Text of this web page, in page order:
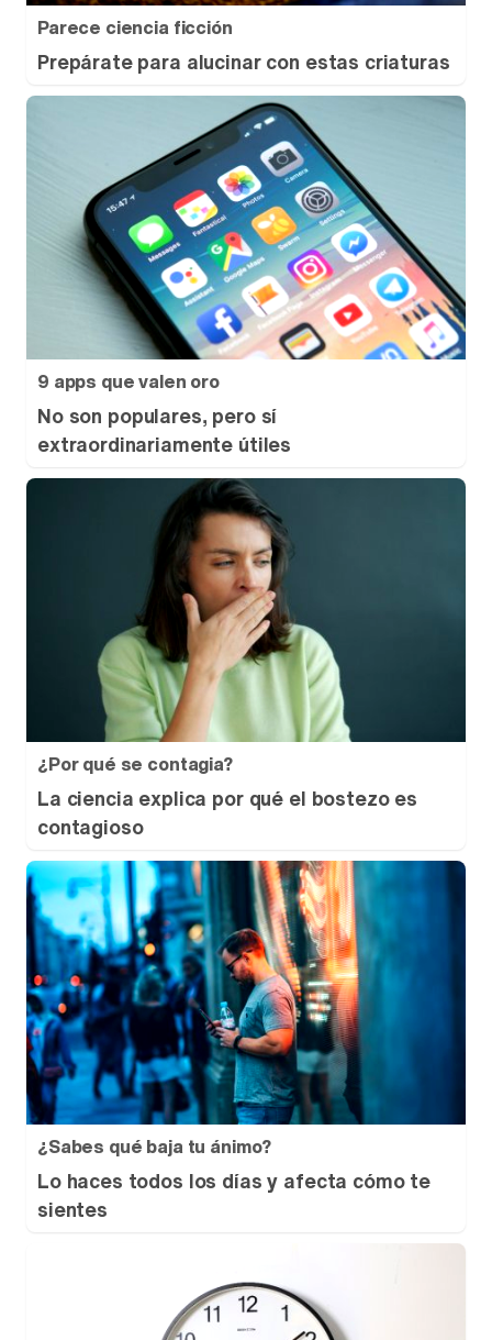
Parece ciencia ficción
Prepárate para alucinar con estas criaturas
9 apps que valen oro
No son populares, pero sí
extraordinariamente útiles
¿Por qué se contagia?
La ciencia explica por qué el bostezo es
contagioso
¿Sabes qué baja tu ánimo?
Lo haces todos los días y afecta cómo te
sientes